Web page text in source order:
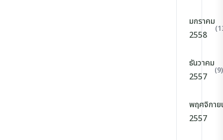
มกราคม
2558
ธันวาคม
2557
(9)
พฤศจิกาย
2557